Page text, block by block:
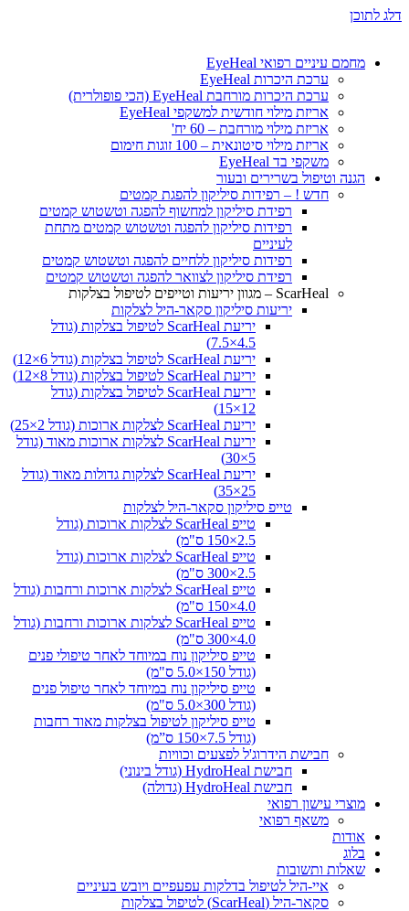
דלג לתוכן
מחמם עיניים רפואי EyeHeal
ערכת היכרות EyeHeal
ערכת היכרות מורחבת EyeHeal (הכי פופולרית)
אריזת מילוי חודשית למשקפי EyeHeal
אריזת מילוי מורחבת – 60 יח'
אריזת מילוי סיטונאית – 100 זוגות חימום
משקפי בד EyeHeal
הגנה וטיפול בשרירים ובעור
חדש ! – רפידות סיליקון להפגת קמטים
רפידת סיליקון למחשוף להפגה וטשטוש קמטים
רפידות סיליקון להפגה וטשטוש קמטים מתחת
לעיניים
רפידות סיליקון ללחיים להפגה וטשטוש קמטים
רפידת סיליקון לצוואר להפגה וטשטוש קמטים
ScarHeal – מגוון יריעות וטייפים לטיפול בצלקות
יריעות סיליקון סקאר-היל לצלקות
יריעת ScarHeal לטיפול בצלקות (גודל
4.5×7.5)
יריעת ScarHeal לטיפול בצלקות (גודל 6×12)
יריעת ScarHeal לטיפול בצלקות (גודל 8×12)
יריעת ScarHeal לטיפול בצלקות (גודל
12×15)
יריעת ScarHeal לצלקות ארוכות (גודל 2×25)
יריעת ScarHeal לצלקות ארוכות מאוד (גודל
5×30)
יריעת ScarHeal לצלקות גדולות מאוד (גודל
25×35)
טייפ סיליקון סקאר-היל לצלקות
טייפ ScarHeal לצלקות ארוכות (גודל
2.5×150 ס"מ)
טייפ ScarHeal לצלקות ארוכות (גודל
2.5×300 ס"מ)
טייפ ScarHeal לצלקות ארוכות ורחבות (גודל
4.0×150 ס"מ)
טייפ ScarHeal לצלקות ארוכות ורחבות (גודל
4.0×300 ס"מ)
טייפ סיליקון נוח במיוחד לאחר טיפולי פנים
(גודל 150×5.0 ס"מ)
טייפ סיליקון נוח במיוחד לאחר טיפול פנים
(גודל 300×5.0 ס"מ)
טייפ סיליקון לטיפול בצלקות מאוד רחבות
(גודל 7.5×150 ס”מ)
חבישת הידרוג'ל לפצעים וכוויות
חבישת HydroHeal (גודל בינוני)
חבישת HydroHeal (גדולה)
מוצרי עישון רפואי
משאף רפואי
אודות
בלוג
שאלות ותשובות
איי-היל לטיפול בדלקות עפעפיים ויובש בעיניים
סקאר-היל (ScarHeal) לטיפול בצלקות